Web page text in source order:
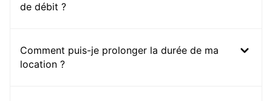
de débit ?
Comment puis-je prolonger la durée de ma
location ?